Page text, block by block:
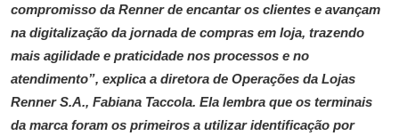
compromisso da Renner de encantar os clientes e avançam
na digitalização da jornada de compras em loja, trazendo
mais agilidade e praticidade nos processos e no
atendimento”, explica a diretora de Operações da Lojas
Renner S.A., Fabiana Taccola. Ela lembra que os terminais
da marca foram os primeiros a utilizar identificação por